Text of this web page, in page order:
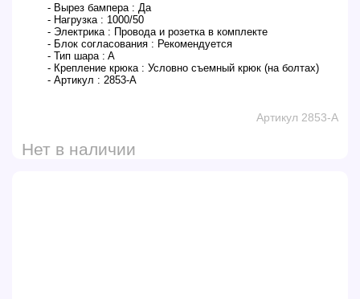
- Вырез бампера : Да
- Нагрузка : 1000/50
- Электрика : Провода и розетка в комплекте
- Блок согласования : Рекомендуется
- Тип шара : A
- Крепление крюка : Условно съемный крюк (на болтах)
- Артикул : 2853-A
Артикул 2853-A
Нет в наличии